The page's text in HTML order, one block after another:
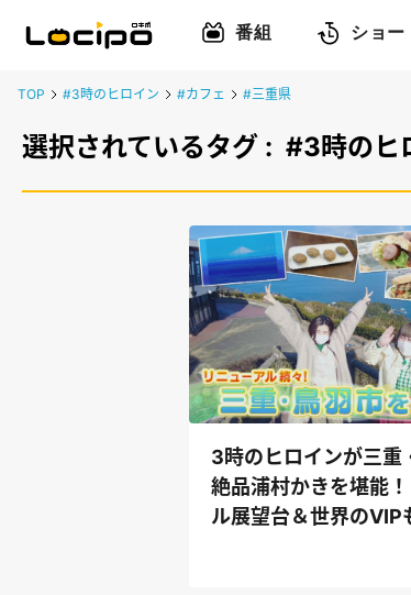
番組 ショー
TOP #3時のヒロイン #カフェ #三重県
選択されているタグ : #3時のヒ
3時のヒロインが三重
絶品浦村かきを堪能
ル展望台＆世界のVIP